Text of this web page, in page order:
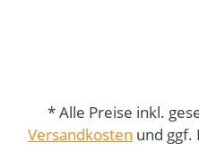
* Alle Preise inkl.
Versandkosten und ggf.